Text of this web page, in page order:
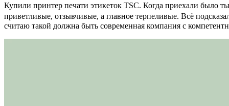
Купили принтер печати этикеток TSC. Когда приехали было
приветливые, отзывчивые, а главное терпеливые. Всё
считаю такой должна быть современная компания с